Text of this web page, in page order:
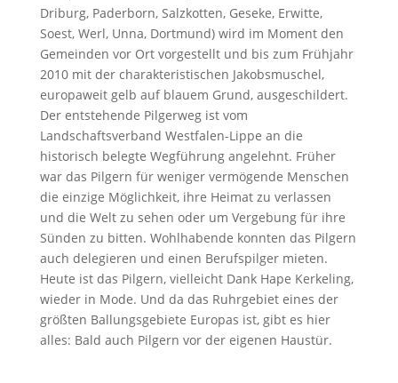
Driburg, Paderborn, Salzkotten, Geseke, Erwitte,
Soest, Werl, Unna, Dortmund) wird im Moment den
Gemeinden vor Ort vorgestellt und bis zum Frühjahr
2010 mit der charakteristischen Jakobsmuschel,
europaweit gelb auf blauem Grund, ausgeschildert.
Der entstehende Pilgerweg ist vom
Landschaftsverband Westfalen-Lippe an die
historisch belegte Wegführung angelehnt. Früher
war das Pilgern für weniger vermögende Menschen
die einzige Möglichkeit, ihre Heimat zu verlassen
und die Welt zu sehen oder um Vergebung für ihre
Sünden zu bitten. Wohlhabende konnten das Pilgern
auch delegieren und einen Berufspilger mieten.
Heute ist das Pilgern, vielleicht Dank Hape Kerkeling,
wieder in Mode. Und da das Ruhrgebiet eines der
größten Ballungsgebiete Europas ist, gibt es hier
alles: Bald auch Pilgern vor der eigenen Haustür.